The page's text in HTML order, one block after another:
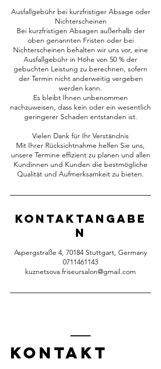
Ausfallgebühr bei kurzfristiger Absage oder
Nichterscheinen
Bei kurzfristigen Absagen außerhalb der
oben genannten Fristen oder bei
Nichterscheinen behalten wir uns vor, eine
Ausfallgebühr in Höhe von 50 % der
gebuchten Leistung zu berechnen, sofern
der Termin nicht anderweitig vergeben
werden kann.
Es bleibt Ihnen unbenommen
nachzuweisen, dass kein oder ein wesentlich
geringerer Schaden entstanden ist.
Vielen Dank für Ihr Verständnis
Mit Ihrer Rücksichtnahme helfen Sie uns,
unsere Termine effizient zu planen und allen
Kundinnen und Kunden die bestmögliche
Qualität und Aufmerksamkeit zu bieten.
Kontaktangabe
n
Aspergstraße 4, 70184 Stuttgart, Germany
0711461143
kuznetsova.friseursalon@gmail.com
KONTAKT